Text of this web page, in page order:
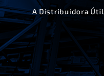
A Distribuidora Útil